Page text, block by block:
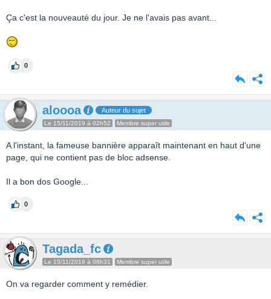
Ça c'est la nouveauté du jour. Je ne l'avais pas avant...
0
aloooa Auteur du sujet
Le 15/11/2019 à 02h52 Membre super utile
A l'instant, la fameuse bannière apparaît maintenant en haut d'une
page, qui ne contient pas de bloc adsense.
Il a bon dos Google...
0
Tagada_fc
Le 15/11/2019 à 08h31 Membre super utile
On va regarder comment y remédier.